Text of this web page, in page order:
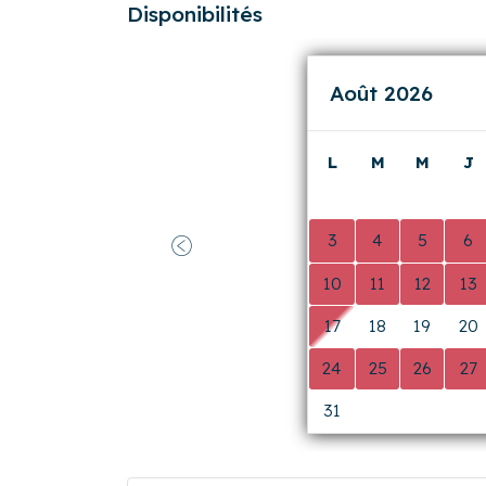
24 25 26 27
31 0 0
Meilleur tarif garanti
Jusqu'à 17% moins cher